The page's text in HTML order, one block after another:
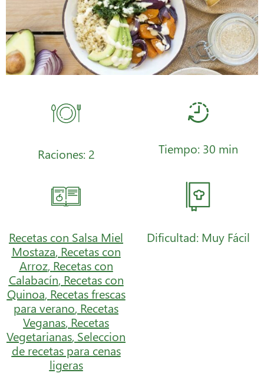
Raciones: 2 Tiempo: 30 min
Recetas con Salsa Miel
Mostaza, Recetas con
Arroz, Recetas con
Calabacín, Recetas con
Quinoa, Recetas frescas
para verano, Recetas
Veganas, Recetas
Vegetarianas, Seleccion
de recetas para cenas
ligeras
Dificultad: Muy Fácil